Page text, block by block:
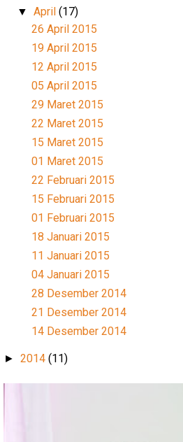
▼April(17)
26 April 2015
19 April 2015
12 April 2015
05 April 2015
29 Maret 2015
22 Maret 2015
15 Maret 2015
01 Maret 2015
22 Februari 2015
15 Februari 2015
01 Februari 2015
18 Januari 2015
11 Januari 2015
04 Januari 2015
28 Desember 2014
21 Desember 2014
14 Desember 2014
► 2014 (11)